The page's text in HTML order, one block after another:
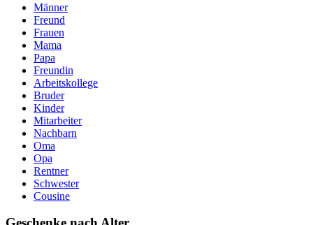
Männer
Freund
Frauen
Mama
Papa
Freundin
Arbeitskollege
Bruder
Kinder
Mitarbeiter
Nachbarn
Oma
Opa
Rentner
Schwester
Cousine